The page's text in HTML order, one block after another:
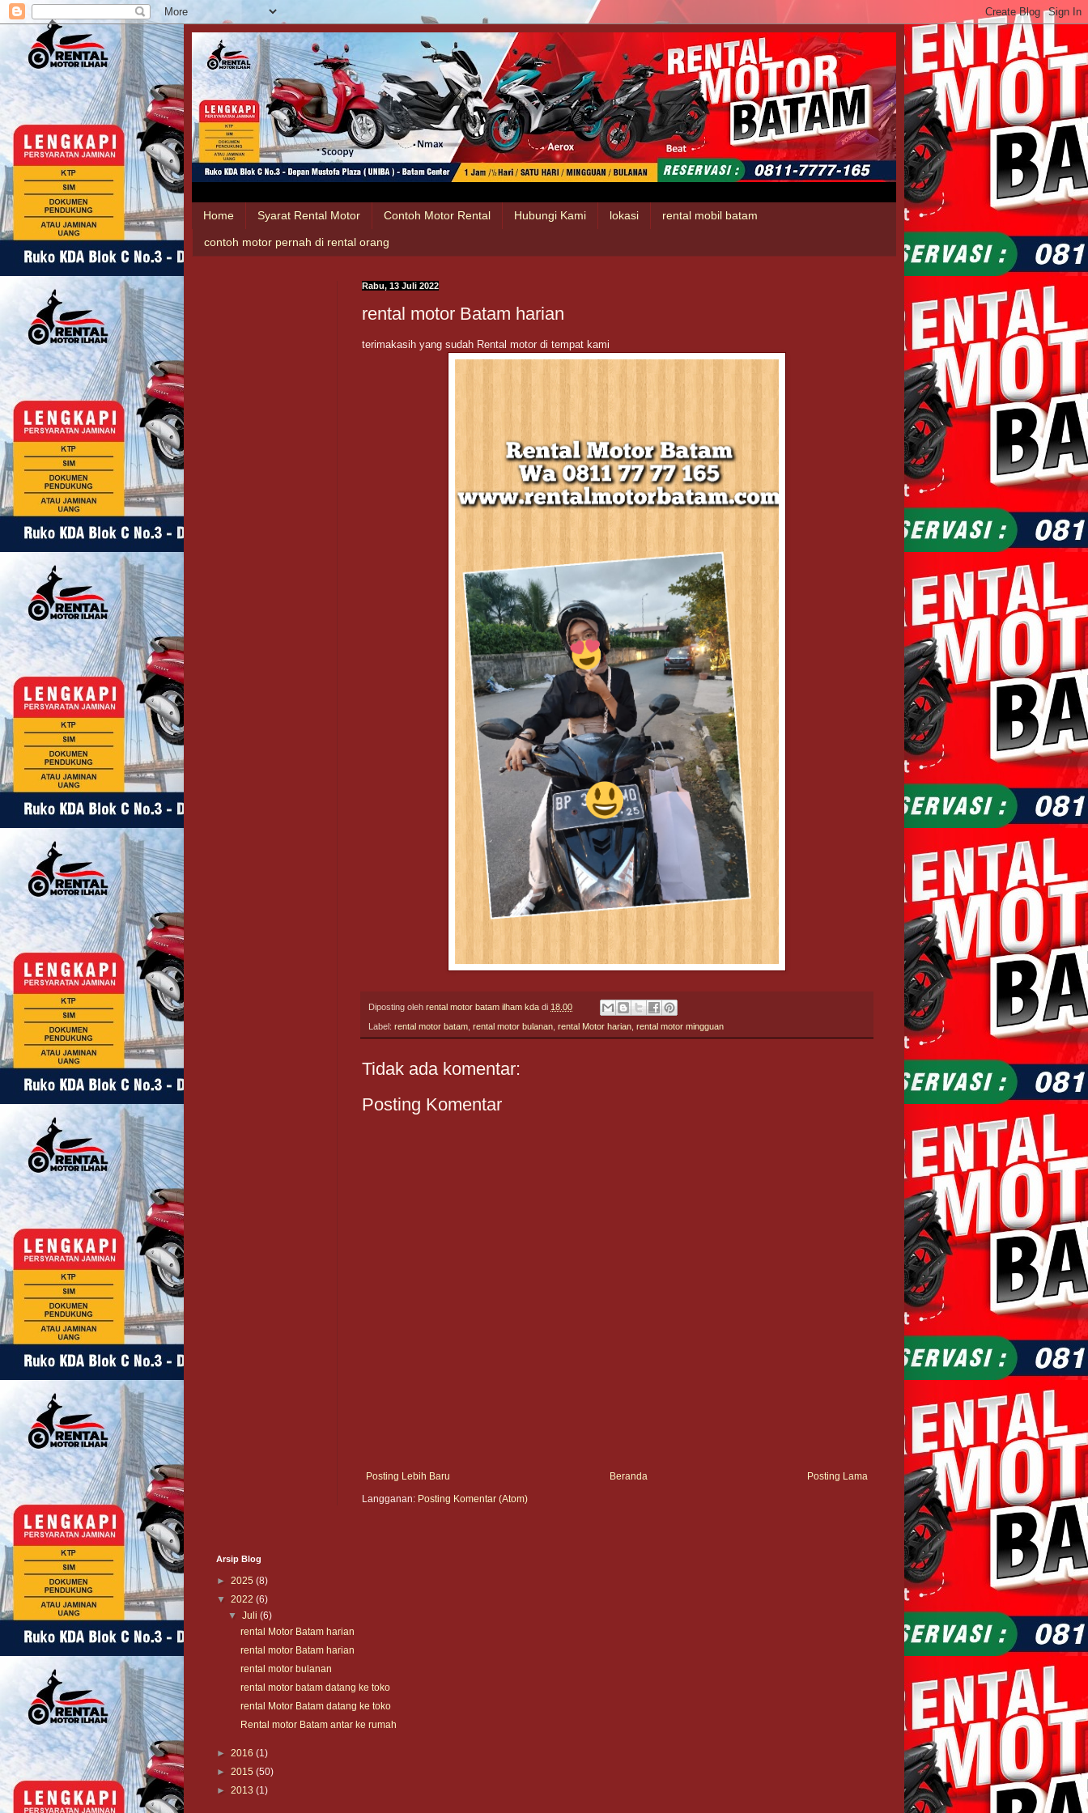
Home Syarat Rental Motor Contoh Motor Rental Hubungi Kami lokasi rental mobil batam
contoh motor pernah di rental orang
Rabu, 13 Juli 2022
rental motor Batam harian
terimakasih yang sudah Rental motor di tempat kami
Diposting oleh rental motor batam ilham kda di 18.00
Label: rental motor batam, rental motor bulanan, rental Motor harian, rental motor mingguan
Tidak ada komentar:
Posting Komentar
Posting Lebih Baru Posting Lama
Beranda
Langganan: Posting Komentar (Atom)
Arsip Blog
► 2025 (8)
▼ 2022 (6)
▼Juli(6)
rental Motor Batam harian
rental motor Batam harian
rental motor bulanan
rental motor batam datang ke toko
rental Motor Batam datang ke toko
Rental motor Batam antar ke rumah
► 2016 (1)
► 2015 (50)
► 2013 (1)